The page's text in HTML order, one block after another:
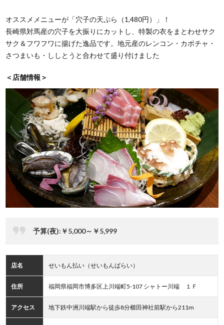
オススメメニューが「穴子の天ぷら（1,480円）」！
長崎県対馬産の穴子を大振りにカットし、特製の衣をまとわせサク
サク＆フワフワに揚げた逸品です。地元産のレンコン・カボチャ・
さつまいも・ししとうと合わせて盛り付けました
＜店舗情報＞
予算(夜):￥5,000～￥5,999
店名 せいもん払い（せいもんばらい）
住所 福岡県福岡市博多区上川端町5-107 シャトー川端 １Ｆ
アクセス 地下鉄中洲川端駅から徒歩8分櫛田神社前駅から211m